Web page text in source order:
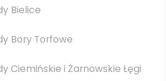
Bielice
Bory Torfowe
Ciemińskie i Żarnowskie Łęgi